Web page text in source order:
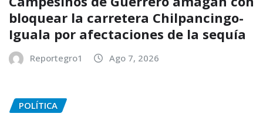
bloquear la carretera Chilpancingo-
Iguala por afectaciones de la sequía
Reportegro1 Ago 7, 2026
POLÍTICA